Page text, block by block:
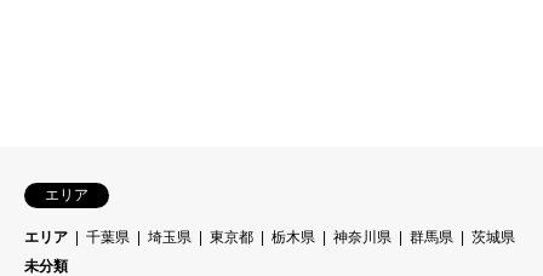
エリア
エリア 千葉県 埼玉県 東京都 栃木県 神奈川県 群馬県
茨城県
未分類